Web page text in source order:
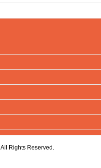
All Rights Reserved.